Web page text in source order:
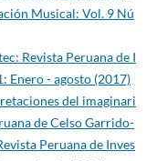
Musical: Vol. 9 Nú
Revista Peruana de I
Enero - agosto (2017)
del imaginari
de Celso Garrido-
Peruana de Inves